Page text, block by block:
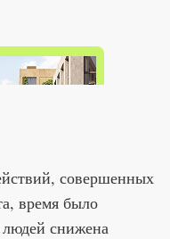
совершенных
время было
снижена